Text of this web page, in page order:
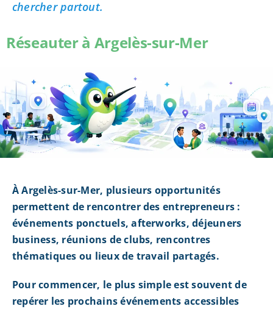
chercher partout.
Réseauter à Argelès-sur-Mer
À Argelès-sur-Mer, plusieurs opportunités
permettent de rencontrer des entrepreneurs :
événements ponctuels, afterworks, déjeuners
business, réunions de clubs, rencontres
thématiques ou lieux de travail partagés.
Pour commencer, le plus simple est souvent de
repérer les prochains événements accessibles